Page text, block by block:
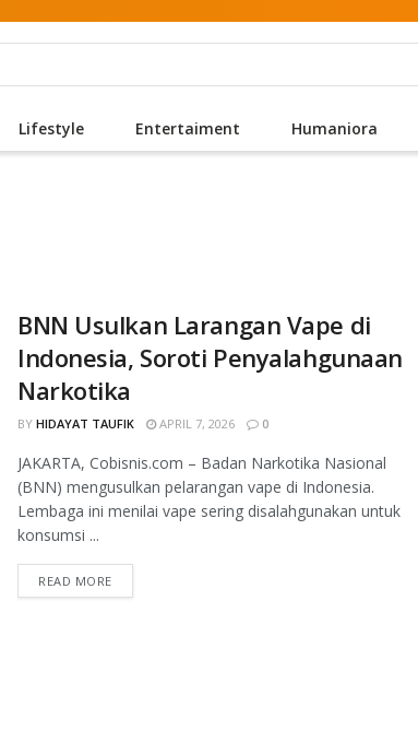
Lifestyle Entertaiment Humaniora
BNN Usulkan Larangan Vape di
Indonesia, Soroti Penyalahgunaan
Narkotika
BY HIDAYAT TAUFIK APRIL 7, 2026 0
JAKARTA, Cobisnis.com – Badan Narkotika Nasional
(BNN) mengusulkan pelarangan vape di Indonesia.
Lembaga ini menilai vape sering disalahgunakan untuk
konsumsi ...
READ MORE